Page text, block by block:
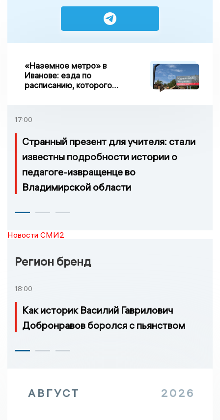
«Наземное метро» в
Иванове: езда по
расписанию, которого
17:00
Странный презент для учителя: стали
известны подробности истории о
педагоге-извращенце во
Владимирской области
Новости СМИ2
Регион бренд
18:00
Как историк Василий Гаврилович
Добронравов боролся с пьянством
АВГУСТ 2026